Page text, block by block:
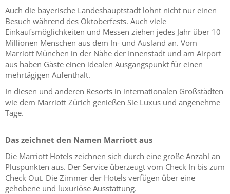
Auch die bayerische Landeshauptstadt lohnt nicht nur einen
Besuch während des Oktoberfests. Auch viele
Einkaufsmöglichkeiten und Messen ziehen jedes Jahr über 10
Millionen Menschen aus dem In- und Ausland an. Vom
Marriott München in der Nähe der Innenstadt und am Airport
aus haben Gäste einen idealen Ausgangspunkt für einen
mehrtägigen Aufenthalt.
In diesen und anderen Resorts in internationalen Großstädten
wie dem Marriott Zürich genießen Sie Luxus und angenehme
Tage.
Das zeichnet den Namen Marriott aus
Die Marriott Hotels zeichnen sich durch eine große Anzahl an
Pluspunkten aus. Der Service überzeugt vom Check In bis zum
Check Out. Die Zimmer der Hotels verfügen über eine
gehobene und luxuriöse Ausstattung.